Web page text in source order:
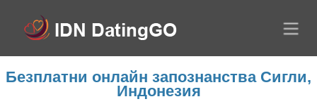
Безплатни онлайн запознанства Сигли,
Индонезия